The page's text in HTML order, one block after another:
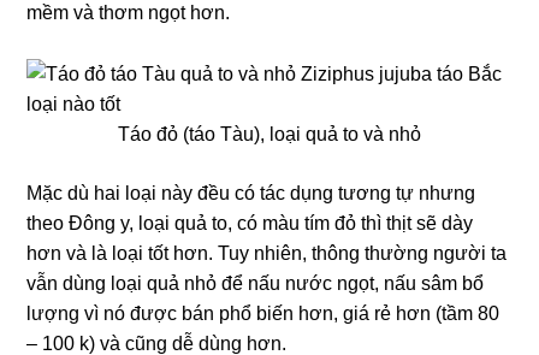
mềm và thơm ngọt hơn.
Táo đỏ (táo Tàu), loại quả to và nhỏ
Mặc dù hai loại này đều có tác dụng tương tự nhưng
theo Đông y, loại quả to, có màu tím đỏ thì thịt sẽ dày
hơn và là loại tốt hơn. Tuy nhiên, thông thường người ta
vẫn dùng loại quả nhỏ để nấu nước ngọt, nấu sâm bổ
lượng vì nó được bán phổ biến hơn, giá rẻ hơn (tầm 80
– 100 k) và cũng dễ dùng hơn.